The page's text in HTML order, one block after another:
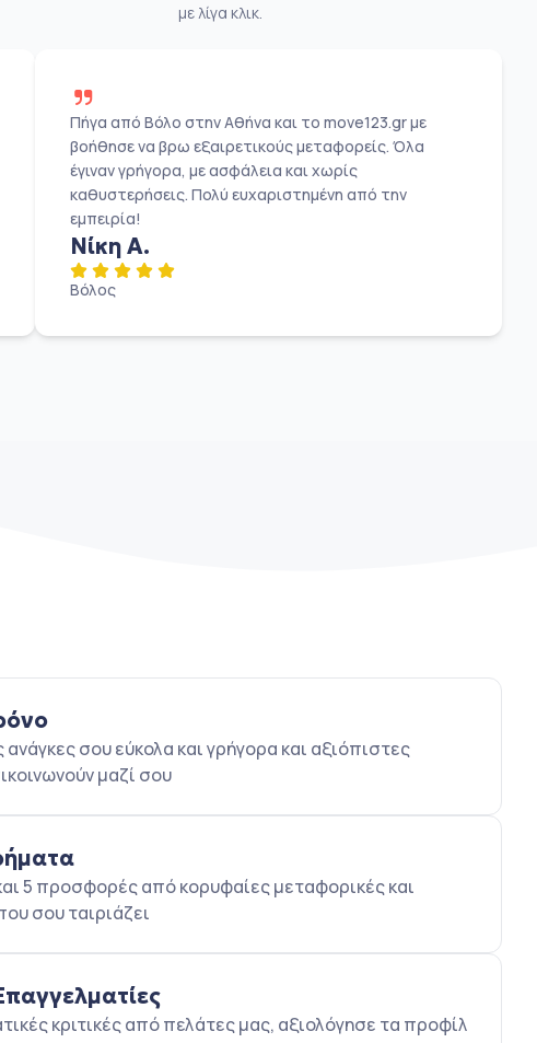
με λίγα κλικ.
Πήγα από Βόλο στην Αθήνα και το move123.gr με
βοήθησε να βρω εξαιρετικούς μεταφορείς. Όλα
έγιναν γρήγορα, με ασφάλεια και χωρίς
καθυστερήσεις. Πολύ ευχαριστημένη από την
εμπειρία!
Νίκη Α.
Βόλος
ανάγκες σου εύκολα και γρήγορα και αξιόπιστες
μαζί σου
5 προσφορές από κορυφαίες μεταφορικές και
σου ταιριάζει
κριτικές από πελάτες μας, αξιολόγησε τα προφίλ